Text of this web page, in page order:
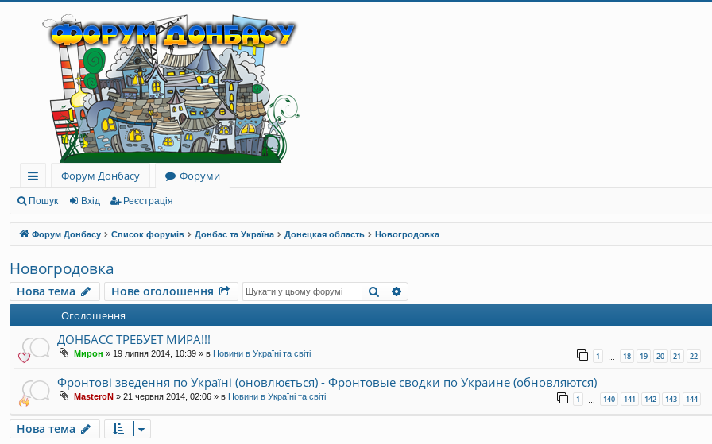
ви
дк
и
й
до
ст
уп
Форум Донбасу
Форуми
Пошук Вхід Реєстрація
Форум Донбасу Список форумів Донбас та Україна Донецкая область Новогродовка
Новогродовка
Нова тема Нове оголошення Пошук
Оголошення
ДОНБАСС ТРЕБУЕТ МИРА!!!
Мирон » 19 липня 2014, 10:39 » в Новини в Україні та світі 1 … 18 19 20 21 22
Фронтові зведення по Україні (оновлюється) - Фронтовые сводки по Украине (обновляются)
MasteroN » 21 червня 2014, 02:06 » в Новини в Україні та світі 1 … 140 141 142 143 144
Нова тема